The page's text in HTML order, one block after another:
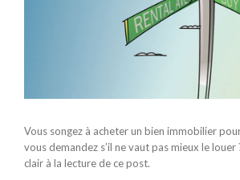
Vous songez à acheter un bien immobilier
vous demandez s’il ne vaut pas mieux le louer
clair à la lecture de ce post.